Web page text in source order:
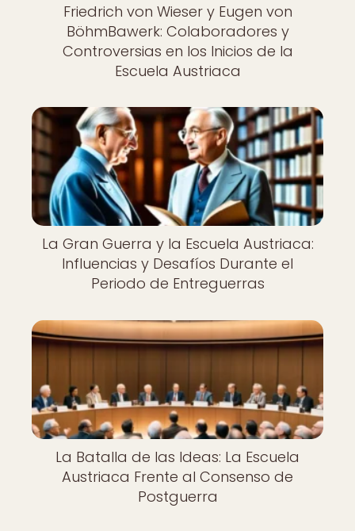
Friedrich von Wieser y Eugen von
BöhmBawerk: Colaboradores y
Controversias en los Inicios de la
Escuela Austriaca
La Gran Guerra y la Escuela Austriaca:
Influencias y Desafíos Durante el
Periodo de Entreguerras
La Batalla de las Ideas: La Escuela
Austriaca Frente al Consenso de
Postguerra